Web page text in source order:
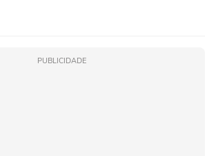
PUBLICIDADE